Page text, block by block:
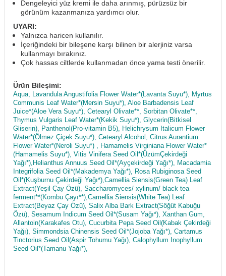
Dengeleyici yüz kremi ile daha arınmış, pürüzsüz bir
görünüm kazanmanıza yardımcı olur.
UYARI:
Yalnızca haricen kullanılır.
İçeriğindeki bir bileşene karşı bilinen bir alerjiniz varsa
kullanmayı bırakınız.
Çok hassas ciltlerde kullanmadan önce yama testi önerilir.
Ürün Bileşimi:
Aqua, Lavandula Angustifolia Flower Water*(Lavanta Suyu*), Myrtus
Communis Leaf Water*(Mersin Suyu*), Aloe Barbadensis Leaf
Juice*(Aloe Vera Suyu*), Cetearyl Olivate**, Sorbitan Olivate**,
Thymus Vulgaris Leaf Water*(Kekik Suyu*), Glycerin(Bitkisel
Gliserin), Panthenol(Pro-vitamin B5), Helichrysum Italicum Flower
Water*(Ölmez Çiçek Suyu*), Cetearyl Alcohol, Citrus Aurantium
Flower Water*(Neroli Suyu*) , Hamamelis Virginiana Flower Water*
(Hamamelis Suyu*), Vitis Vinifera Seed Oil*(ÜzümÇekirdeği
Yağı*),Helianthus Annuus Seed Oil*(Ayçekirdeği Yağı*), Macadamia
Integrifolia Seed Oil*(Makademya Yağı*), Rosa Rubiginosa Seed
Oil*(Kuşburnu Çekirdeği Yağı*),Camellia Siensis(Green Tea) Leaf
Extract(Yeşil Çay Özü), Saccharomyces/ xylinum/ black tea
ferment**(Kombu Çayı**),Camellia Siensis(White Tea) Leaf
Extract(Beyaz Çay Özü), Salix Alba Bark Extract(Söğüt Kabuğu
Özü), Sesamum Indicum Seed Oil*(Susam Yağı*), Xanthan Gum,
Allantoin(Karakafes Otu), Cucurbita Pepa Seed Oil(Kabak Çekirdeği
Yağı), Simmondsia Chinensis Seed Oil*(Jojoba Yağı*), Cartamus
Tinctorius Seed Oil(Aspir Tohumu Yağı), Calophyllum Inophyllum
Seed Oil*(Tamanu Yağı*),